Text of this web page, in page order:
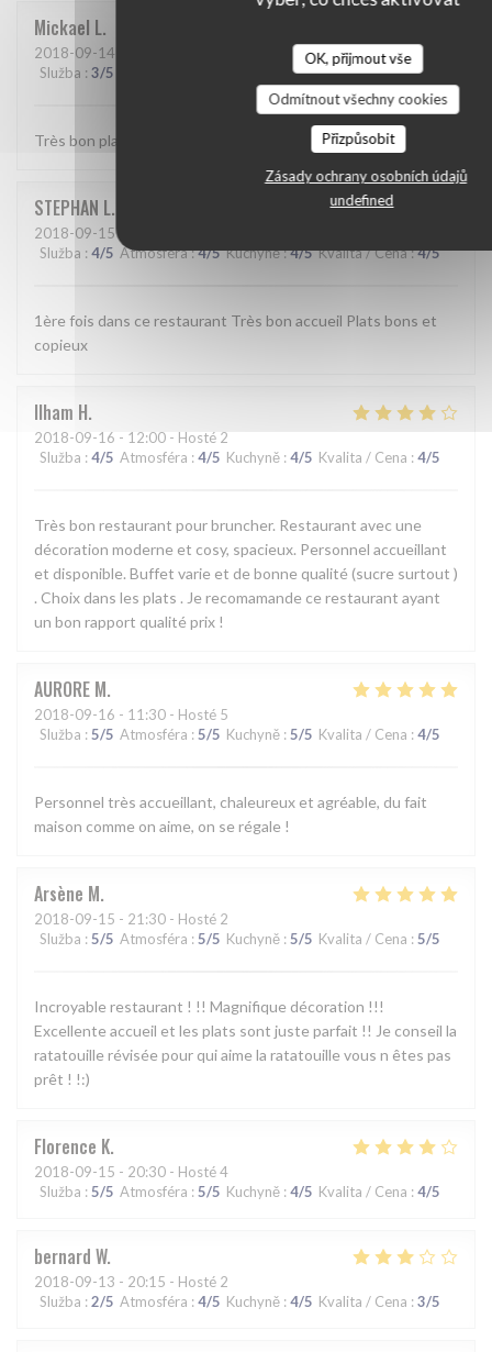
OK, přijmout vše
Odmítnout všechny cookies
Přizpůsobit
Zásady ochrany osobních údajů
undefined
Mickael L
2018-09-14
Služba : 3/5 5/5 Kvalita / Cena:4
Très bon plats.
STEPHAN L
2018-09-15- 20:30 - Hosté 2
Služba : 4/5 Atmosféra:4/5 Kuchyně:4/5 Kvalita / Cena:4/5
1ère fois dans ce restaurant Très bon accueil Plats bons et
copieux
Ilham H
2018-09-16 - 12:00 - Hosté 2
Služba : 4/5 Atmosféra : 4/5 Kuchyně : 4/5 Kvalita / Cena : 4/5
Très bon restaurant pour bruncher. Restaurant avec une
décoration moderne et cosy, spacieux. Personnel accueillant
et disponible. Buffet varie et de bonne qualité (sucre surtout )
. Choix dans les plats . Je recomamande ce restaurant ayant
un bon rapport qualité prix !
AURORE M
2018-09-16 - 11:30 - Hosté 5
Služba : 5/5 Atmosféra : 5/5 Kuchyně : 5/5 Kvalita / Cena : 4/5
Personnel très accueillant, chaleureux et agréable, du fait
maison comme on aime, on se régale !
Arsène M
2018-09-15 - 21:30 - Hosté 2
Služba : 5/5 Atmosféra : 5/5 Kuchyně : 5/5 Kvalita / Cena : 5/5
Incroyable restaurant ! !! Magnifique décoration !!!
Excellente accueil et les plats sont juste parfait !! Je conseil la
ratatouille révisée pour qui aime la ratatouille vous n êtes pas
prêt ! !:)
Florence K
2018-09-15 - 20:30 - Hosté 4
Služba : 5/5 Atmosféra : 5/5 Kuchyně : 4/5 Kvalita / Cena : 4/5
bernard W
2018-09-13 - 20:15 - Hosté 2
Služba : 2/5 Atmosféra : 4/5 Kuchyně : 4/5 Kvalita / Cena : 3/5